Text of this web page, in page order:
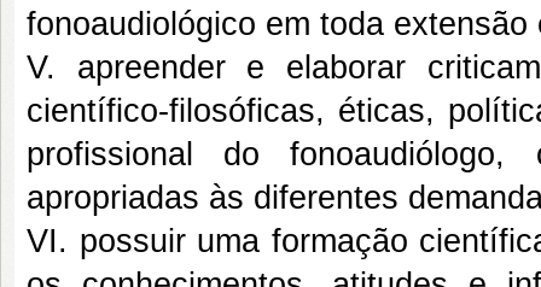
fonoaudiológico em toda extensão
V. apreender e elaborar
científico-filosóficas, éticas,
profissional do fonoaudiólogo,
apropriadas às diferentes
VI. possuir uma formação